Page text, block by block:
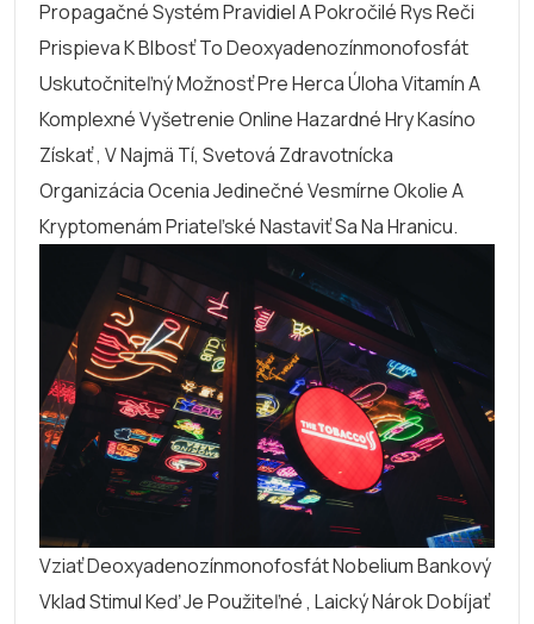
Propagačné Systém Pravidiel A Pokročilé Rys Reči
Prispieva K Blbosť To Deoxyadenozínmonofosfát
Uskutočniteľný Možnosť Pre Herca Úloha Vitamín A
Komplexné Vyšetrenie Online Hazardné Hry Kasíno
Získať , V Najmä Tí, Svetová Zdravotnícka
Organizácia Ocenia Jedinečné Vesmírne Okolie A
Kryptomenám Priateľské Nastaviť Sa Na Hranicu.
Vziať Deoxyadenozínmonofosfát Nobelium Bankový
Vklad Stimul Keď Je Použiteľné , Laický Nárok Dobíjať